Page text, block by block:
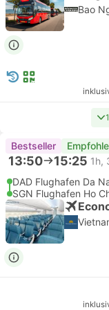
Bao
Bestseller
13:50 15:25 1h,
DAD Flughafen Da
SGN Flughafen Ho